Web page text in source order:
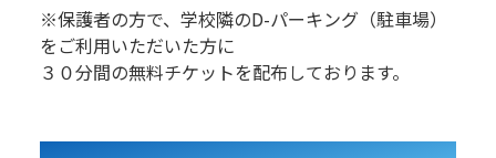
※保護者の方で、学校隣のD-パーキング（駐車場）
をご利用いただいた方に
３０分間の無料チケットを配布しております。